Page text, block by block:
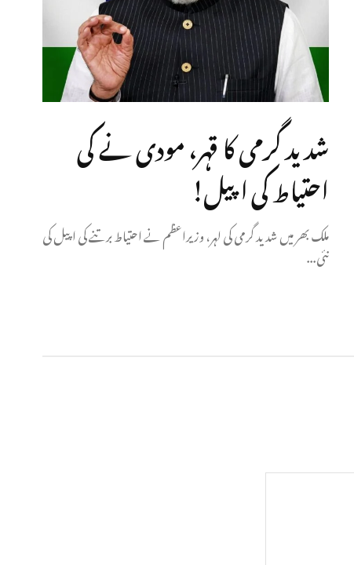
شدید گرمی کا قہر، مودی نے کی
احتیاط کی اپیل!
ملک بھر میں شدید گرمی کی لہر، وزیراعظم نے احتیاط برتنے کی اپیل کی
نئی...